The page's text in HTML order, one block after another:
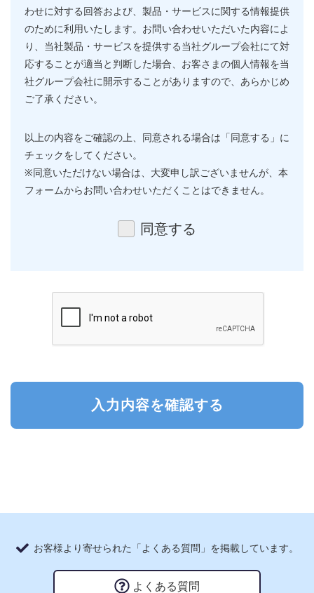
わせに対する回答および、製品・サービスに関する情報提供
のために利用いたします。お問い合わせいただいた内容によ
り、当社製品・サービスを提供する当社グループ会社にて対
応することが適当と判断した場合、お客さまの個人情報を当
社グループ会社に開示することがありますので、あらかじめ
ご了承ください。
以上の内容をご確認の上、同意される場合は「同意する」に
チェックをしてください。
※同意いただけない場合は、大変申し訳ございませんが、本
フォームからお問い合わせいただくことはできません。
同意する
入力内容を確認する
お客様より寄せられた「よくある質問」を掲載しています。
よくある質問